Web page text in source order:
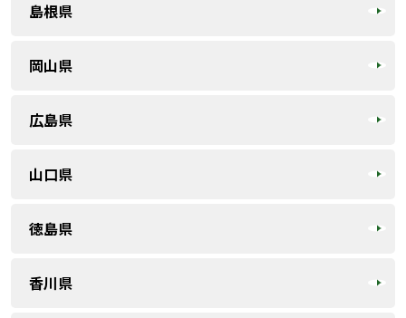
島根県
岡山県
広島県
山口県
徳島県
香川県